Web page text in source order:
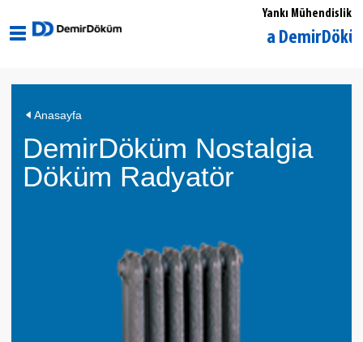
Yankı Mühendislik
İstanbul Gaziosmanpaşa DemirDöküm
Anasayfa
DemirDöküm Nostalgia
Döküm Radyatör
DemirDöküm
Döküm
Radyatör